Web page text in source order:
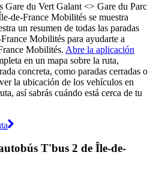
Gare du Vert Galant <> Gare du Parc
de-France Mobilités se muestra
un resumen de todas las paradas
Mobilités para ayudarte a
Mobilités. Abre la aplicación
en un mapa sobre la ruta,
concreta, como paradas cerradas o
la ubicación de los vehículos en
así sabrás cuándo está cerca de tu
T'bus 2 de Île-de-